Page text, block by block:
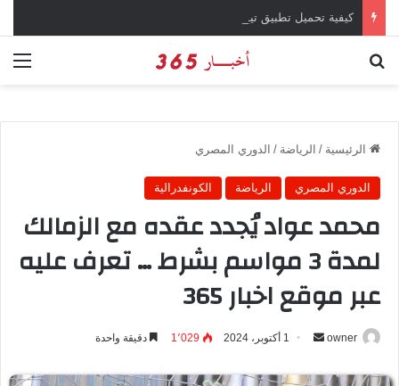
كيفية تحميل تطبيق تيمو temu للتسوق الإلكتروني عبر الإنترنت
الرئيسية / الرياضة / الدوري المصري
الدوري المصري الرياضة الكونفدرالية
محمد عواد يُجدد عقده مع الزمالك
لمدة 3 مواسم بشرط … تعرف عليه
عبر موقع اخبار 365
owner
س
1 أكتوبر، 2024 1٬029 دقيقة واحدة